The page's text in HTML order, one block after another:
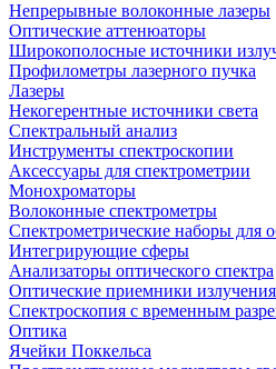
Непрерывные волоконные лазеры
Оптические аттенюаторы
Широкополосные источники
Профилометры лазерного пучка
Лазеры
Некогерентные источники света
Спектральный анализ
Инструменты спектроскопии
Аксессуары для спектрометрии
Монохроматоры
Волоконные спектрометры
Спектрометрические наборы для
Интегрирующие сферы
Анализаторы оптического спектра
Оптические приемники излучения
Спектроскопия с временным
Оптика
Ячейки Поккельса